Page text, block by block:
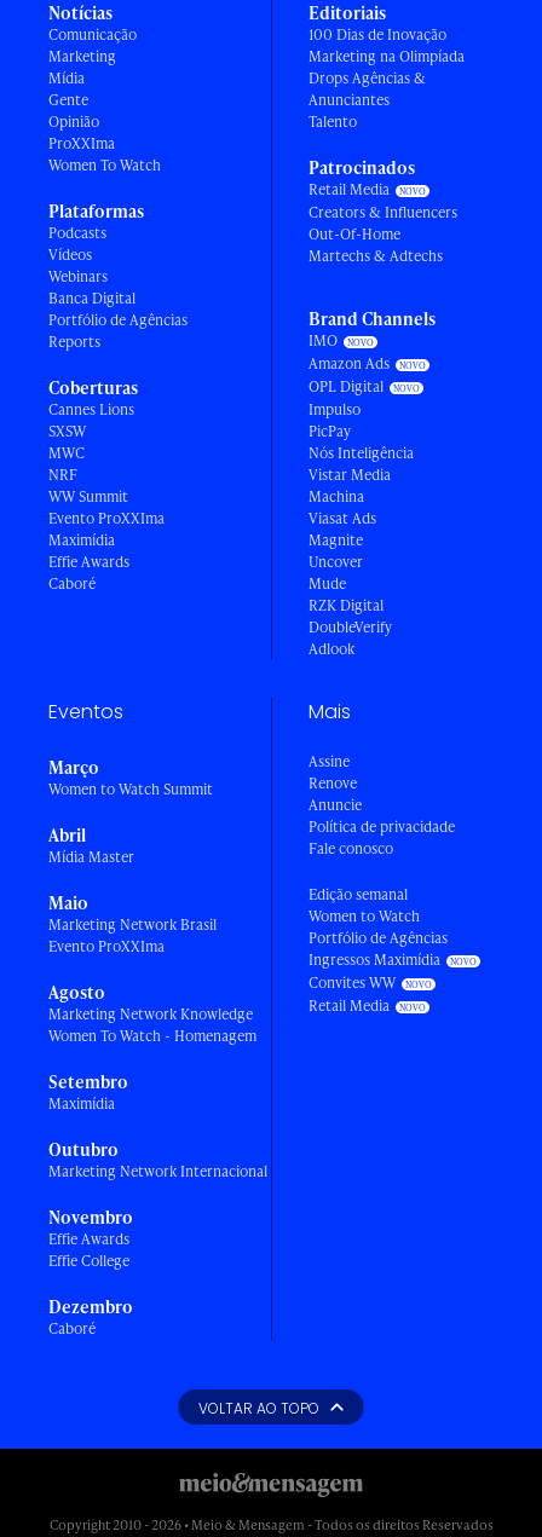
Notícias
Comunicação
Marketing
Mídia
Gente
Opinião
ProXXIma
Women To Watch
Plataformas
Podcasts
Vídeos
Webinars
Banca Digital
Portfólio de Agências
Reports
Coberturas
Cannes Lions
SXSW
MWC
NRF
WW Summit
Evento ProXXIma
Maximídia
Effie Awards
Caboré
Editoriais
100 Dias de Inovação
Marketing na Olimpíada
Drops Agências &
Anunciantes
Talento
Patrocinados
Retail Media
Creators & Influencers
Out-Of-Home
Martechs & Adtechs
Brand Channels
IMO
Amazon Ads
OPL Digital
Impulso
PicPay
Nós Inteligência
Vistar Media
Machina
Viasat Ads
Magnite
Uncover
Mude
RZK Digital
DoubleVerify
Adlook
Eventos
Março
Women to Watch Summit
Abril
Mídia Master
Maio
Marketing Network Brasil
Evento ProXXIma
Agosto
Marketing Network Knowledge
Women To Watch - Homenagem
Setembro
Maximídia
Outubro
Marketing Network Internacional
Novembro
Effie Awards
Effie College
Dezembro
Caboré
Mais
Assine
Renove
Anuncie
Política de privacidade
Fale conosco
Edição semanal
Women to Watch
Portfólio de Agências
Ingressos Maximídia
Convites WW
Retail Media
VOLTAR AO TOPO
Copyright 2010 - 2026 • Meio & Mensagem - Todos os direitos Reservados